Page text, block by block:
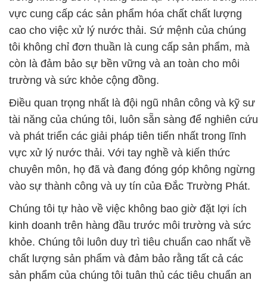
trường và sức khỏe cộng đồng.
Điều quan trọng nhất là đội ngũ nhân công và kỹ sư
tài năng của chúng tôi, luôn sẵn sàng để nghiên cứu
và phát triển các giải pháp tiên tiến nhất trong lĩnh
vực xử lý nước thải. Với tay nghề và kiến thức
chuyên môn, họ đã và đang đóng góp không ngừng
vào sự thành công và uy tín của Đắc Trường Phát.
Chúng tôi tự hào về việc không bao giờ đặt lợi ích
kinh doanh trên hàng đầu trước môi trường và sức
khỏe. Chúng tôi luôn duy trì tiêu chuẩn cao nhất về
chất lượng sản phẩm và đảm bảo rằng tất cả các
sản phẩm của chúng tôi tuân thủ các tiêu chuẩn an
toàn và môi trường nghiêm ngặt.
Chúng tôi không chỉ là một nhà cung cấp hóa chất
mà còn là một đối tác đáng tin cậy của quý khách
hàng. Chúng tôi cam kết cung cấp tài liệu kỹ thuật